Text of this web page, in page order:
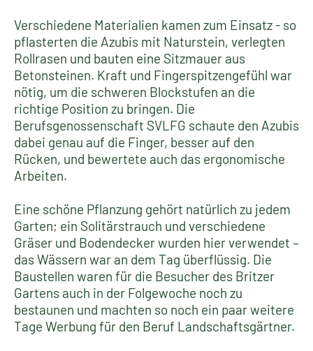
Verschiedene Materialien kamen zum Einsatz - so
pflasterten die Azubis mit Naturstein, verlegten
Rollrasen und bauten eine Sitzmauer aus
Betonsteinen. Kraft und Fingerspitzengefühl war
nötig, um die schweren Blockstufen an die
richtige Position zu bringen. Die
Berufsgenossenschaft SVLFG schaute den Azubis
dabei genau auf die Finger, besser auf den
Rücken, und bewertete auch das ergonomische
Arbeiten.
Eine schöne Pflanzung gehört natürlich zu jedem
Garten; ein Solitärstrauch und verschiedene
Gräser und Bodendecker wurden hier verwendet –
das Wässern war an dem Tag überflüssig. Die
Baustellen waren für die Besucher des Britzer
Gartens auch in der Folgewoche noch zu
bestaunen und machten so noch ein paar weitere
Tage Werbung für den Beruf Landschaftsgärtner.